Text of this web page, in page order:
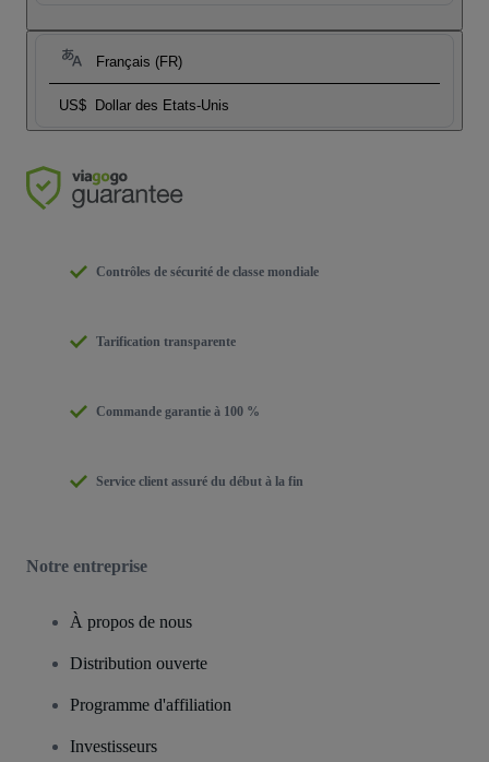
Français (FR)
US$ Dollar des Etats-Unis
Contrôles de sécurité de classe mondiale
Tarification transparente
Commande garantie à 100 %
Service client assuré du début à la fin
Notre entreprise
À propos de nous
Distribution ouverte
Programme d'affiliation
Investisseurs